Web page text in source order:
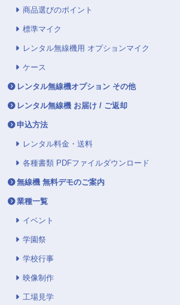
商品選びのポイント
標準マイク
レンタル無線機用 オプションマイク
ケース
レンタル無線機オプション その他
レンタル無線機 お届け / ご返却
申込方法
レンタル料金・送料
各種書類 PDFファイルダウンロード
無線機 無料デモのご案内
業種一覧
イベント
学園祭
学校行事
映像制作
工場見学